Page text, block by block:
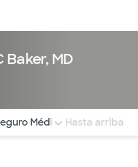
Baker, MD
saltar rápidamente a
Médico COMENTARIOS
Hasta arriba